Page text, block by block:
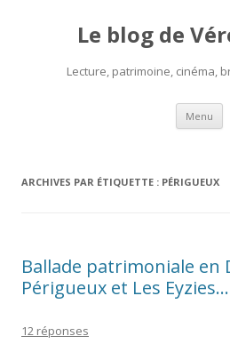
Le blog de
Lecture, patrimoine, cinéma,
Menu
ARCHIVES PAR ÉTIQUETTE : PÉRIGUEUX
Ballade patrimoniale en
Périgueux et Les Eyzies…
12 réponses